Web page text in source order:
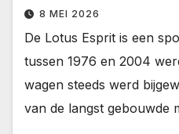
8 MEI 2026
De Lotus Esprit is een
tussen 1976 en 2004
wagen steeds werd
van de langst gebouwde